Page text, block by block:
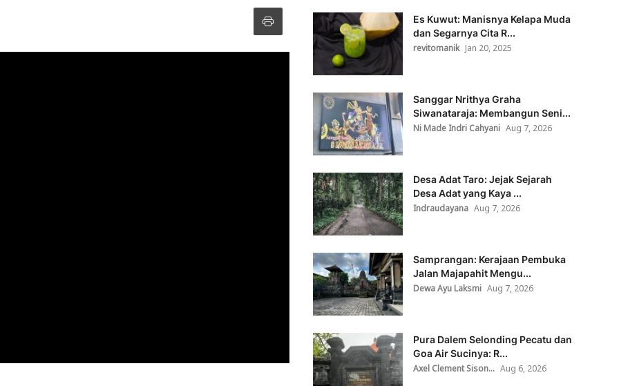
Es Kuwut: Manisnya Kelapa Muda
dan Segarnya Cita R...
revitomanik Jan 20, 2025
Sanggar Nrithya Graha
Siwanataraja: Membangun Seni...
Ni Made Indri Cahyani Aug 7, 2026
Desa Adat Taro: Jejak Sejarah
Desa Adat yang Kaya ...
Indraudayana Aug 7, 2026
Samprangan: Kerajaan Pembuka
Jalan Majapahit Mengu...
Dewa Ayu Laksmi Aug 7, 2026
Pura Dalem Selonding Pecatu dan
Goa Air Sucinya: R...
Axel Clement Sison... Aug 6, 2026